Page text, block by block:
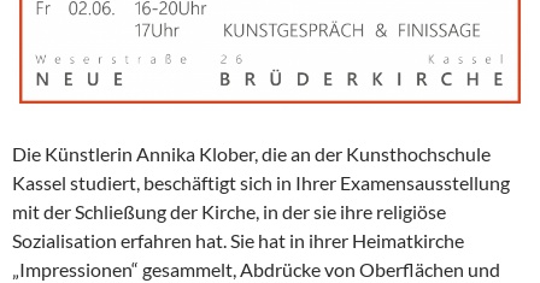
Die Künstlerin Annika Klober, die an der Kunsthochschule
Kassel studiert, beschäftigt sich in Ihrer Examensausstellung
mit der Schließung der Kirche, in der sie ihre religiöse
Sozialisation erfahren hat. Sie hat in ihrer Heimatkirche
„Impressionen“ gesammelt, Abdrücke von Oberflächen und